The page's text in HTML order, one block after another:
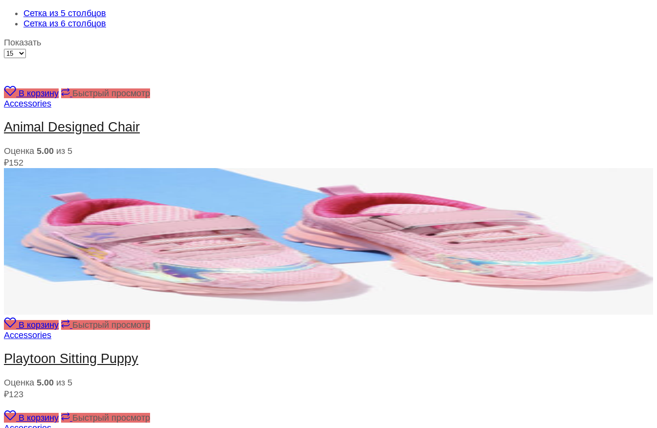
Сетка из 5 столбцов
Сетка из 6 столбцов
Показать
Товаров
В корзину
Быстрый просмотр
Accessories
Animal Designed Chair
Оценка 5.00 из 5
₽152
В корзину
Быстрый просмотр
Accessories
Playtoon Sitting Puppy
Оценка 5.00 из 5
₽123
В корзину
Быстрый просмотр